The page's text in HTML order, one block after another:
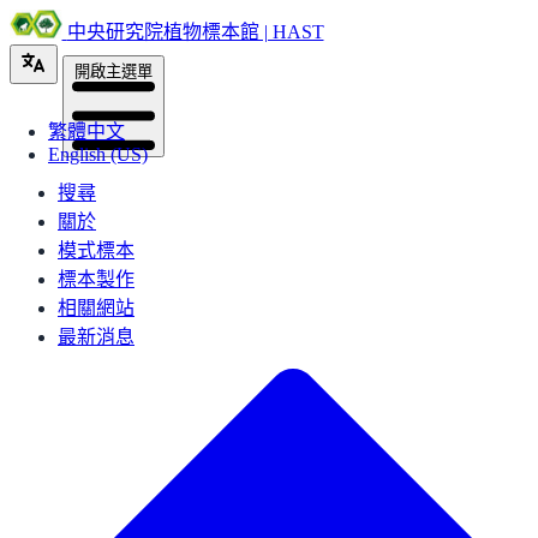
中央研究院植物標本館 | HAST
繁體中文
English (US)
開啟主選單
搜尋
關於
模式標本
標本製作
相關網站
最新消息